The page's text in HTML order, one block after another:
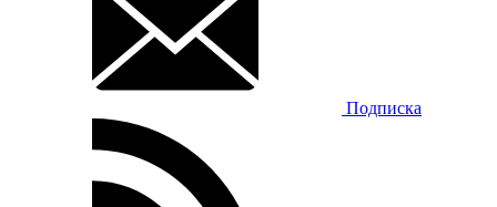
Подписка